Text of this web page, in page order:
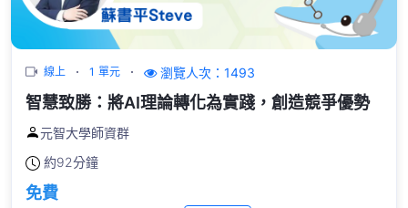
線上 1 單元 瀏覽人次：1493
智慧致勝：將AI理論轉化為實踐，創造競爭優勢
元智大學師資群
約92分鐘
免費